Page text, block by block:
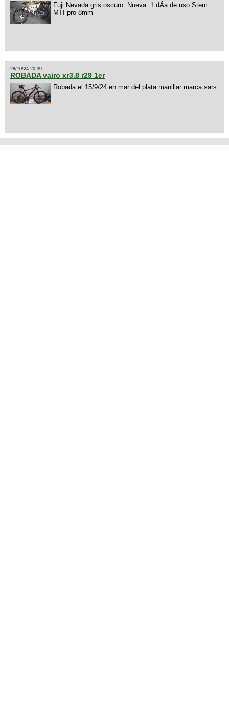
Fuji Nevada gris oscuro. Nueva. 1 dÃ­a de uso Stem
MTI pro 8mm
28/10/24 20:39
ROBADA vairo xr3.8 r29 1er
Robada el 15/9/24 en mar del plata manillar marca sars